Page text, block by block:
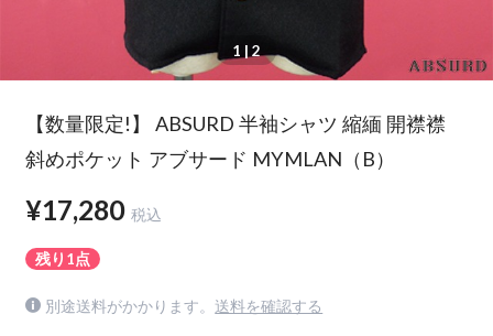
1 | 2
【数量限定!】 ABSURD 半袖シャツ 縮緬 開襟襟
斜めポケット アブサード MYMLAN（B）
¥17,280 税込
残り1点
別途送料がかかります。 送料を確認する